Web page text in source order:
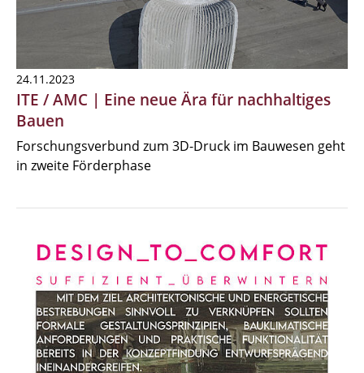
24.11.2023
ITE / AMC | Eine neue Ära für nachhaltiges
Bauen
Forschungsverbund zum 3D-Druck im Bauwesen geht
in zweite Förderphase